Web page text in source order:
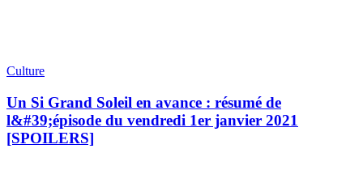
Culture
Un Si Grand Soleil en avance : résumé de
l&#39;épisode du vendredi 1er janvier 2021
[SPOILERS]